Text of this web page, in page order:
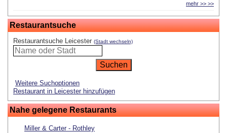
mehr >> >>
Restaurantsuche
Restaurantsuche Leicester (Stadt wechseln)
Weitere Suchoptionen
Restaurant in Leicester hinzufügen
Nahe gelegene Restaurants
Miller & Carter - Rothley